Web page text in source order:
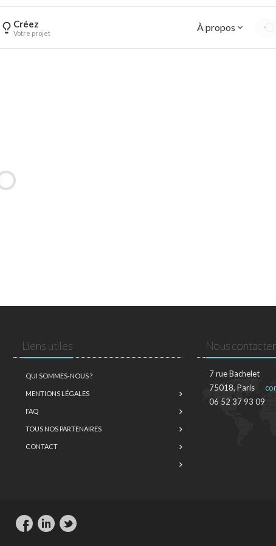
Créez
Votre projet À propos
Liens utiles
QUI SOMMES-NOUS ?
MENTIONS LÉGALES
FAQ
TOUS NOS PARTENAIRES
CONTACT
Nous contacter
7 rue Bachelet
75018, Paris
06 52 37 93 09